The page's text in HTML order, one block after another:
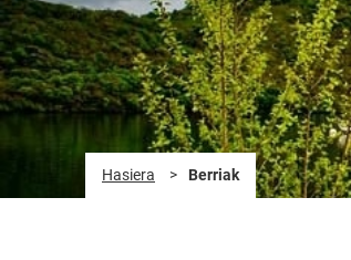
Hasiera > Berriak